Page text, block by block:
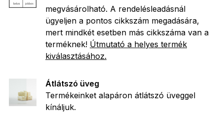
megvásárolható. A rendelésleadásnál
ügyeljen a pontos cikkszám megadására,
mert mindkét esetben más cikkszáma van a
terméknek! Útmutató a helyes termék
kiválasztásához.
Átlátszó üveg
Termékeinket alapáron átlátszó üveggel
kínáljuk.